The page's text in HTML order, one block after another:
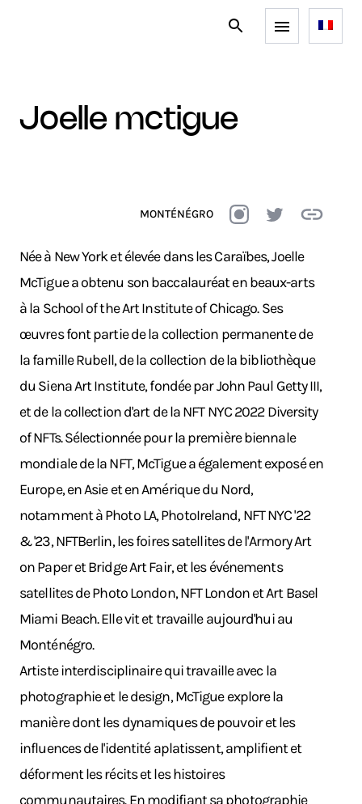
joelle mctigue
MONTÉNÉGRO
Née à New York et élevée dans les Caraïbes, Joelle
McTigue a obtenu son baccalauréat en beaux-arts
à la School of the Art Institute of Chicago. Ses
œuvres font partie de la collection permanente de
la famille Rubell, de la collection de la bibliothèque
du Siena Art Institute, fondée par John Paul Getty III,
et de la collection d'art de la NFT NYC 2022 Diversity
of NFTs. Sélectionnée pour la première biennale
mondiale de la NFT, McTigue a également exposé en
Europe, en Asie et en Amérique du Nord,
notamment à Photo LA, PhotoIreland, NFT NYC '22
& '23, NFTBerlin, les foires satellites de l'Armory Art
on Paper et Bridge Art Fair, et les événements
satellites de Photo London, NFT London et Art Basel
Miami Beach. Elle vit et travaille aujourd'hui au
Monténégro.
Artiste interdisciplinaire qui travaille avec la
photographie et le design, McTigue explore la
manière dont les dynamiques de pouvoir et les
influences de l'identité aplatissent, amplifient et
déforment les récits et les histoires
communautaires. En modifiant sa photographie